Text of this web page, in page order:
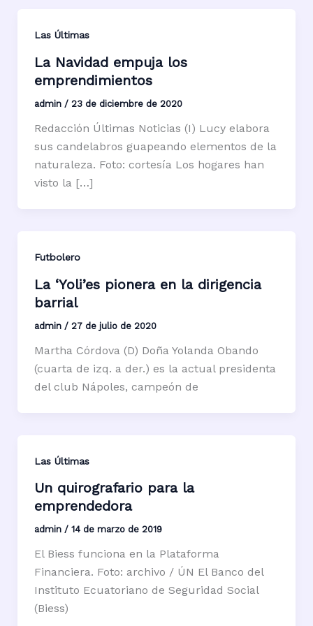
Las Últimas
La Navidad empuja los
emprendimientos
admin / 23 de diciembre de 2020
Redacción Últimas Noticias (I) Lucy elabora
sus candelabros guapeando elementos de la
naturaleza. Foto: cortesía Los hogares han
visto la […]
Futbolero
La ‘Yoli’es pionera en la dirigencia
barrial
admin / 27 de julio de 2020
Martha Córdova (D) Doña Yolanda Obando
(cuarta de izq. a der.) es la actual presidenta
del club Nápoles, campeón de
Las Últimas
Un quirografario para la
emprendedora
admin / 14 de marzo de 2019
El Biess funciona en la Plataforma
Financiera. Foto: archivo / ÚN El Banco del
Instituto Ecuatoriano de Seguridad Social
(Biess)